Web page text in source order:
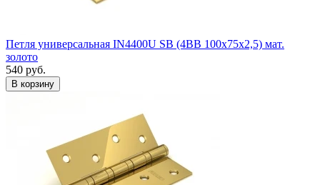
Петля универсальная IN4400U SB (4BB 100x75x2,5) мат.
золото
540 руб.